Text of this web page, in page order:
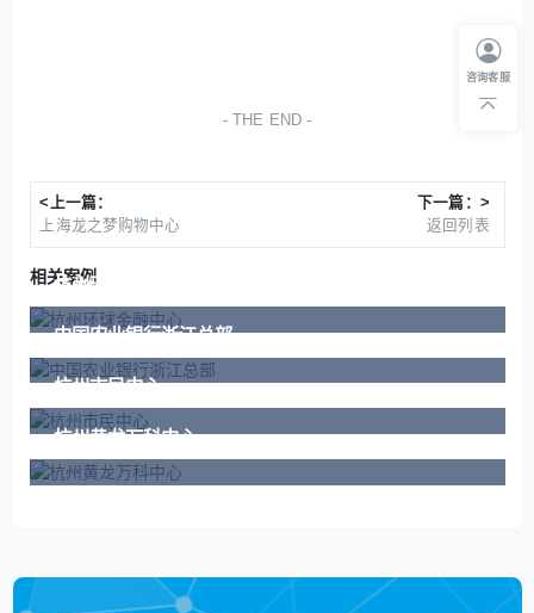
THE END
<上一篇：
上海龙之梦购物中心
下一篇：>
返回列表
相关案例
杭州环球金融中心
中国农业银行浙江总部
杭州市民中心
杭州黄龙万科中心
咨询客服